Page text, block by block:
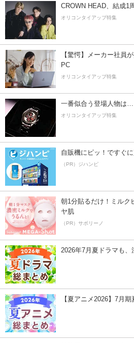
CROWN HEAD、結成1
オリコンタイアップ特集
【驚愕】メーカー社員
PC
オリコンタイアップ特集
一番似合う登場人物は
オリコンタイアップ特集
自販機にピッ！ですぐ
（PR）ジハンピ
朝1分貼るだけ！ミルク
ヤ肌
（PR）サボリーノ
2026年7月夏ドラマも、
【夏アニメ2026】7月